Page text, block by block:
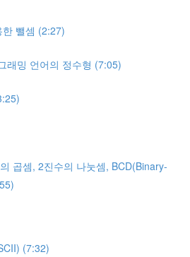
뺄셈 (2:27)
래밍 언어의 정수형 (7:05)
곱셈, 2진수의 나눗셈, BCD(Binary-
(7:32)